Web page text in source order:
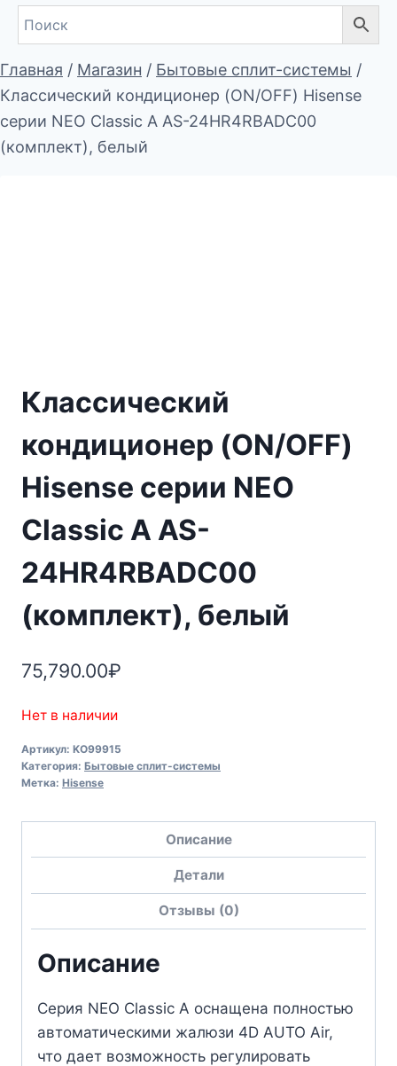
Главная / Магазин / Бытовые сплит-системы /
Классический кондиционер (ON/OFF) Hisense
серии NEO Classic A AS-24HR4RBADC00
(комплект), белый
Классический
кондиционер (ON/OFF)
Hisense серии NEO
Classic A AS-
24HR4RBADC00
(комплект), белый
75,790.00₽
Нет в наличии
Артикул: KO99915
Категория: Бытовые сплит-системы
Метка: Hisense
Описание
Детали
Отзывы (0)
Описание
Серия NEO Classic A оснащена полностью
автоматическими жалюзи 4D AUTO Air,
что дает возможность регулировать